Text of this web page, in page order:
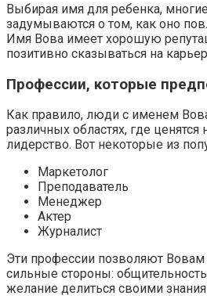
Выбирая имя для ребенка,
задумываются о том, как оно
Имя Вова имеет хорошую
позитивно сказываться на
Профессии, которые
Как правило, люди с именем
различных областях, где
лидерство. Вот некоторые из
Маркетолог
Преподаватель
Менеджер
Актер
Журналист
Эти профессии позволяют Вовам
сильные стороны:
желание делиться своими